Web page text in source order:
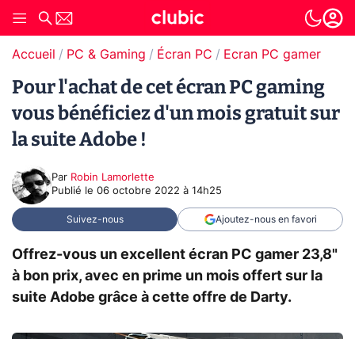
Accueil PC & Gaming Écran PC Ecran PC gamer
Pour l'achat de cet écran PC gaming
vous bénéficiez d'un mois gratuit sur
la suite Adobe !
Par Robin Lamorlette
Publié le 06 octobre 2022 à 14h25
Suivez-nous Ajoutez-nous en favori
Offrez-vous un excellent écran PC gamer 23,8"
à bon prix, avec en prime un mois offert sur la
suite Adobe grâce à cette offre de Darty.